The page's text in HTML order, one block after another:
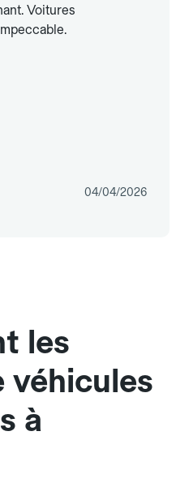
Voitures
04/04/2026
les
véhicules
à